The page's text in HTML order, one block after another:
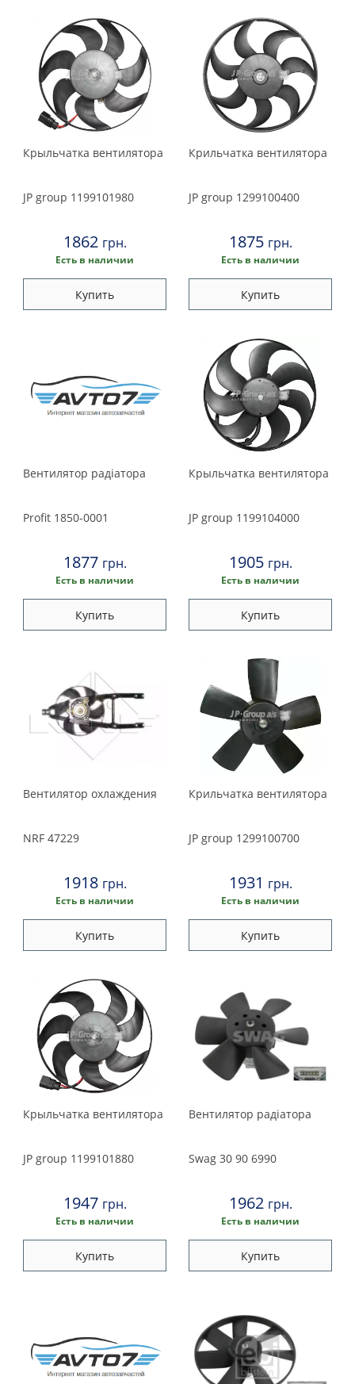
Крыльчатка вентилятора
JP group 1199101980
1862 грн.
Есть в наличии
Купить
Крильчатка вентилятора
JP group 1299100400
1875 грн.
Есть в наличии
Купить
Вентилятор радіатора
Profit 1850-0001
1877 грн.
Есть в наличии
Купить
Крыльчатка вентилятора
JP group 1199104000
1905 грн.
Есть в наличии
Купить
Вентилятор охлаждения
NRF 47229
1918 грн.
Есть в наличии
Купить
Крильчатка вентилятора
JP group 1299100700
1931 грн.
Есть в наличии
Купить
Крыльчатка вентилятора
JP group 1199101880
1947 грн.
Есть в наличии
Купить
Вентилятор радіатора
Swag 30 90 6990
1962 грн.
Есть в наличии
Купить